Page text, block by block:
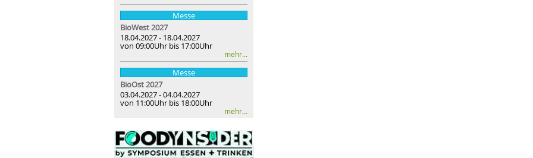
Messe
BioWest 2027
18.04.2027 - 18.04.2027
von 09:00Uhr bis 17:00Uhr
mehr...
Messe
BioOst2027
03.04.2027 - 04.04.2027
von 11:00Uhr bis 18:00Uhr
mehr...